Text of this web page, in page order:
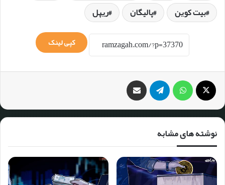
بیت کوین
پالیگان ریپل
کپی لینک
نوشته های مشابه